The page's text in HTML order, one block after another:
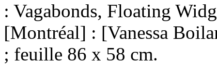
: Vagabonds, Floating
[Montréal] : [Vanessa
; feuille 86 x 58 cm.